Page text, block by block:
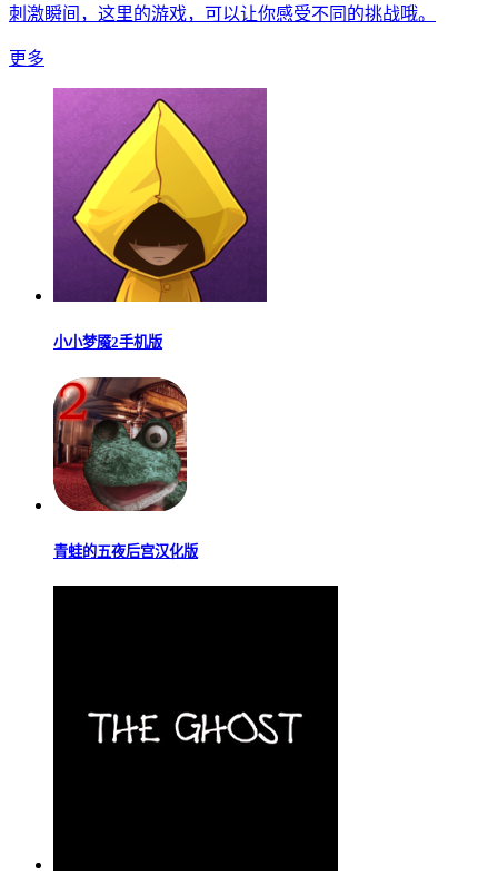
刺激瞬间，这里的游戏，可以让你感受不同的挑战哦。
更多
小小梦魇2手机版
青蛙的五夜后宫汉化版